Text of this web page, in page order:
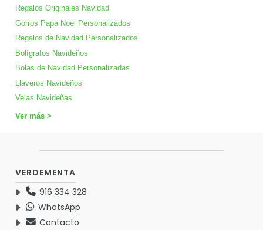
Regalos Originales Navidad
Gorros Papa Noel Personalizados
Regalos de Navidad Personalizados
Bolígrafos Navideños
Bolas de Navidad Personalizadas
Llaveros Navideños
Velas Navideñas
Ver más >
VERDEMENTA
916 334 328
WhatsApp
Contacto